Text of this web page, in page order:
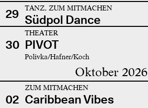
29 TANZ, ZUM MITMACHEN
Südpol Dance
30
THEATER
PIVOT
Polivka/Hafner/Koch
Oktober 2026
02
ZUM MITMACHEN
Caribbean Vibes